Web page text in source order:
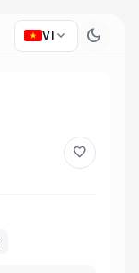
VI expand_more dark_mode
favorite